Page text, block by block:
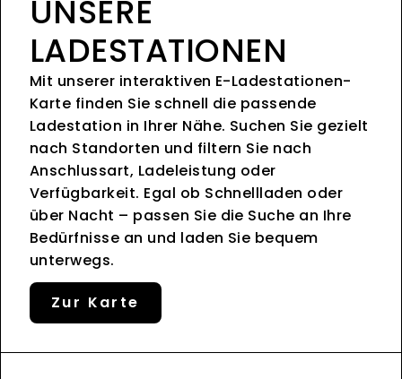
UNSERE
LADESTATIONEN
Mit unserer interaktiven E-Ladestationen-
Karte finden Sie schnell die passende
Ladestation in Ihrer Nähe. Suchen Sie gezielt
nach Standorten und filtern Sie nach
Anschlussart, Ladeleistung oder
Verfügbarkeit. Egal ob Schnellladen oder
über Nacht – passen Sie die Suche an Ihre
Bedürfnisse an und laden Sie bequem
unterwegs.
Zur Karte